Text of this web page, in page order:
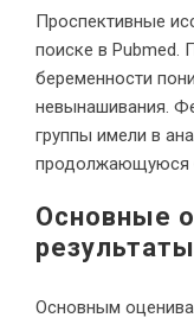
Проспективные
поиске в
беременности
невынашивания.
группы имели в
продолжающуюся
Основные
результаты
Основным